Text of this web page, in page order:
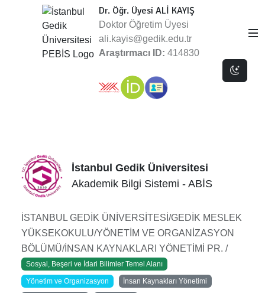
Dark
Dr. Öğr. Üyesi ALİ KAYIŞ
Doktor Öğretim Üyesi
ali.kayis@gedik.edu.tr
Araştırmacı ID: 414830
İstanbul Gedik Üniversitesi
Akademik Bilgi Sistemi - ABİS
İSTANBUL GEDİK ÜNİVERSİTESİ/GEDİK MESLEK
YÜKSEKOKULU/YÖNETİM VE ORGANİZASYON
BÖLÜMÜ/İNSAN KAYNAKLARI YÖNETİMİ PR. /
Sosyal, Beşeri ve İdari Bilimler Temel Alanı
Yönetim ve Organizasyon İnsan Kaynakları Yönetimi